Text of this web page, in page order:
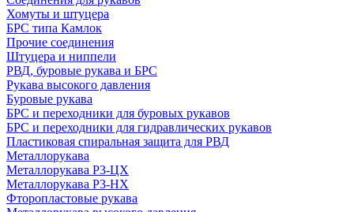
Хомуты и штуцера
БРС типа Камлок
Прочие соединения
Штуцера и ниппели
РВД, буровые рукава и БРС
Рукава высокого давления
Буровые рукава
БРС и переходники для буровых рукавов
БРС и переходники для гидравлических рукавов
Пластиковая спиральная защита для РВД
Металлорукава
Металлорукава Р3-ЦХ
Металлорукава Р3-НХ
Фторопластовые рукава